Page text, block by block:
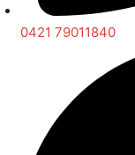
0421 79011840